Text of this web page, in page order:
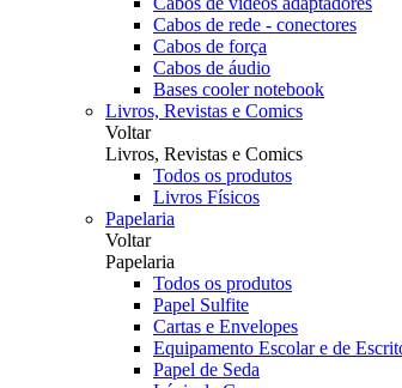
Cabos de rede - conectores
Cabos de força
Cabos de áudio
Bases cooler notebook
Livros, Revistas e Comics
Voltar
Livros, Revistas e Comics
Todos os produtos
Livros Físicos
Papelaria
Voltar
Papelaria
Todos os produtos
Papel Sulfite
Cartas e Envelopes
Equipamento Escolar e de
Papel de Seda